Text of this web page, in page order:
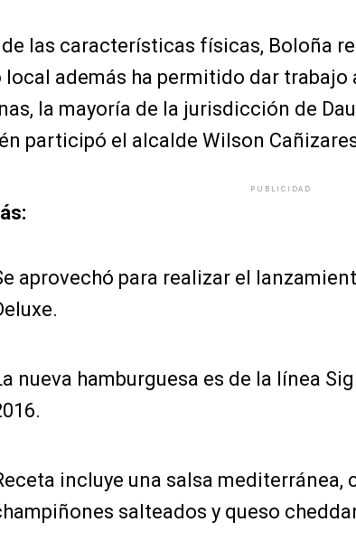
de las características físicas, Boloña
local además ha permitido dar trabajo
la mayoría de la jurisdicción de
participó el alcalde Wilson
PUBLICIDAD
aprovechó para realizar el
nueva hamburguesa es de la línea
incluye una salsa mediterránea,
salteados y queso